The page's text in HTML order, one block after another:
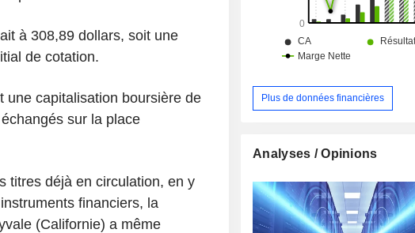
à 308,89 dollars, soit une
de cotation.
une capitalisation boursière de
sur la place
titres déjà en circulation, en y
financiers, la
(Californie) a même
l'informatique visuelle et
plateformes pour les
divertissement automobiles et des
de collaboration dans le cloud. Le CA par
données (88,3%), jeux (8,7%),
professionnelle (1,4%), automobile
Singapour (18,2%), Taïwan
Plus de données financières
Analyses / Opinions